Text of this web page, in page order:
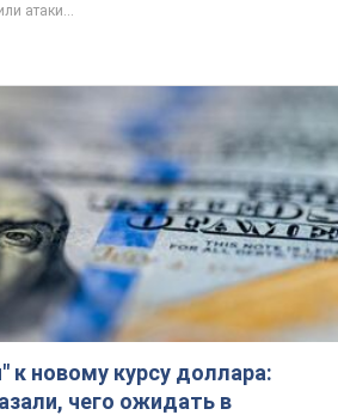
атаки...
к новому курсу доллара:
чего ожидать в